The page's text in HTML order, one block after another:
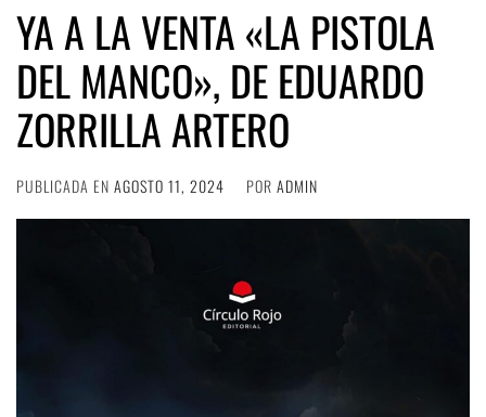
YA A LA VENTA «LA PISTOLA
DEL MANCO», DE EDUARDO
ZORRILLA ARTERO
PUBLICADA EN AGOSTO 11, 2024 POR ADMIN